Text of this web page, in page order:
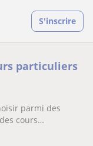
S'inscrire
particuliers
parmi des
cours